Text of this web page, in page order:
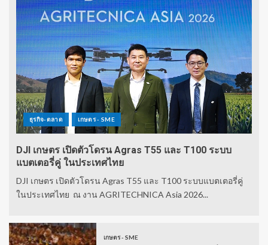
ธุรกิจ-ตลาด เกษตร - SME
DJI เกษตร เปิดตัวโดรน Agras T55 และ T100 ระบบ
แบตเตอรี่คู่ ในประเทศไทย
DJI เกษตร เปิดตัวโดรน Agras T55 และ T100 ระบบแบตเตอรี่คู่
ในประเทศไทย ณ งาน AGRITECHNICA Asia 2026...
เกษตร - SME